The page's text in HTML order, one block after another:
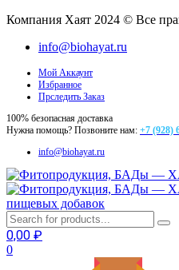
Компания Хаят 2024 © Все
info@biohayat.ru
Мой Аккаунт
Избранное
Прследить Заказ
100% безопасная доставка
Нужна помощь? Позвоните нам: +7 (928)
info@biohayat.ru
пищевых добавок
0,00 ₽
0